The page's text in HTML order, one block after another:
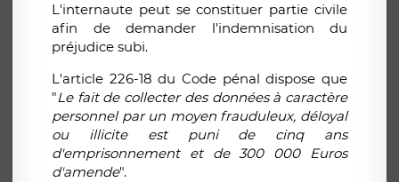
L'internaute peut se constituer partie civile
afin de demander l'indemnisation du
préjudice subi.
L'article 226-18 du Code pénal dispose que
"Le fait de collecter des données à caractère
personnel par un moyen frauduleux, déloyal
ou illicite est puni de cinq ans
d'emprisonnement et de 300 000 Euros
d'amende".